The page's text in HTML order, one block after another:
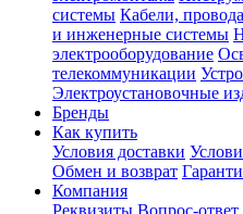
системы Кабели,
и инженерные системы
электрооборудование
телекоммуникации
Электроустановочные
Бренды
Как купить
Условия доставки
Обмен и возврат
Компания
Реквизиты Вопрос-ответ